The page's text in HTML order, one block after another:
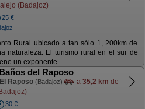
(Badajoz)
25 €
Rural ubicado a tan sólo 1, 200km de
naturaleza. El turismo rural en el sur de
un exponente ...
del Raposo
El Raposo (Badajoz) a 35,2 km de
30 €